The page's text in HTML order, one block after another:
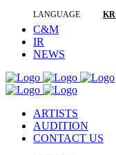
LANGUAGE KR
C&M
IR
NEWS
ARTISTS
AUDITION
CONTACT US